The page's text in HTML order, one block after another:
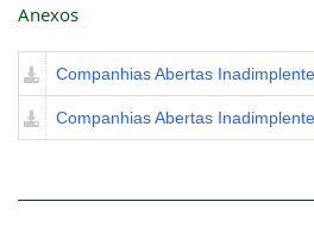
Anexos
Companhias Abertas
Companhias Abertas